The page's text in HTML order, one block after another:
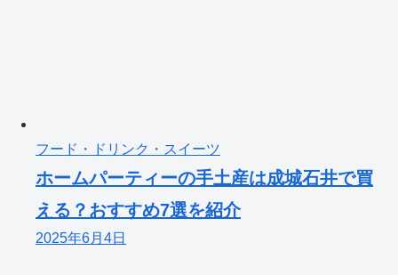
フード・ドリンク・スイーツ
ホームパーティーの手土産は成城石井で買
える？おすすめ7選を紹介
2025年6月4日